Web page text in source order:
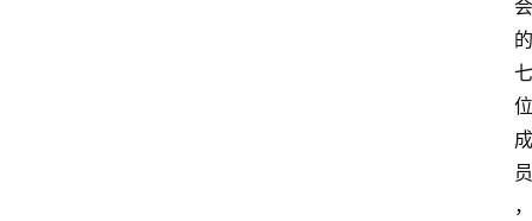
会
的
七
位
成
员
，